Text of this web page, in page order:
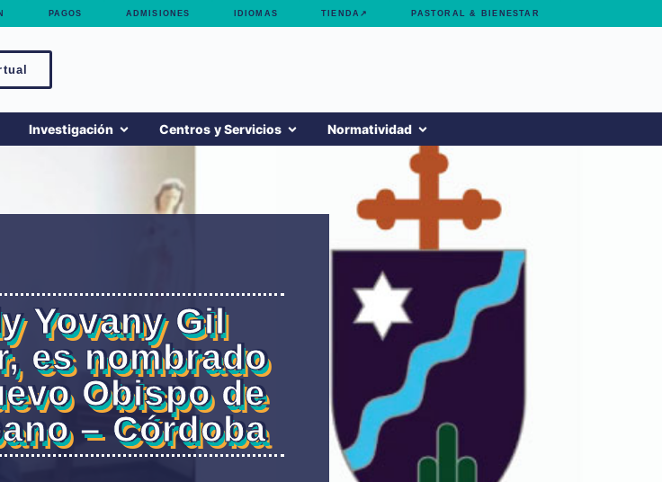
PAGOS ADMISIONES IDIOMAS TIENDA↗ PASTORAL & BIENESTAR
Investigación Centros y Servicios Normatividad
Yovany Gil
es nombrado
Obispo de
– Córdoba